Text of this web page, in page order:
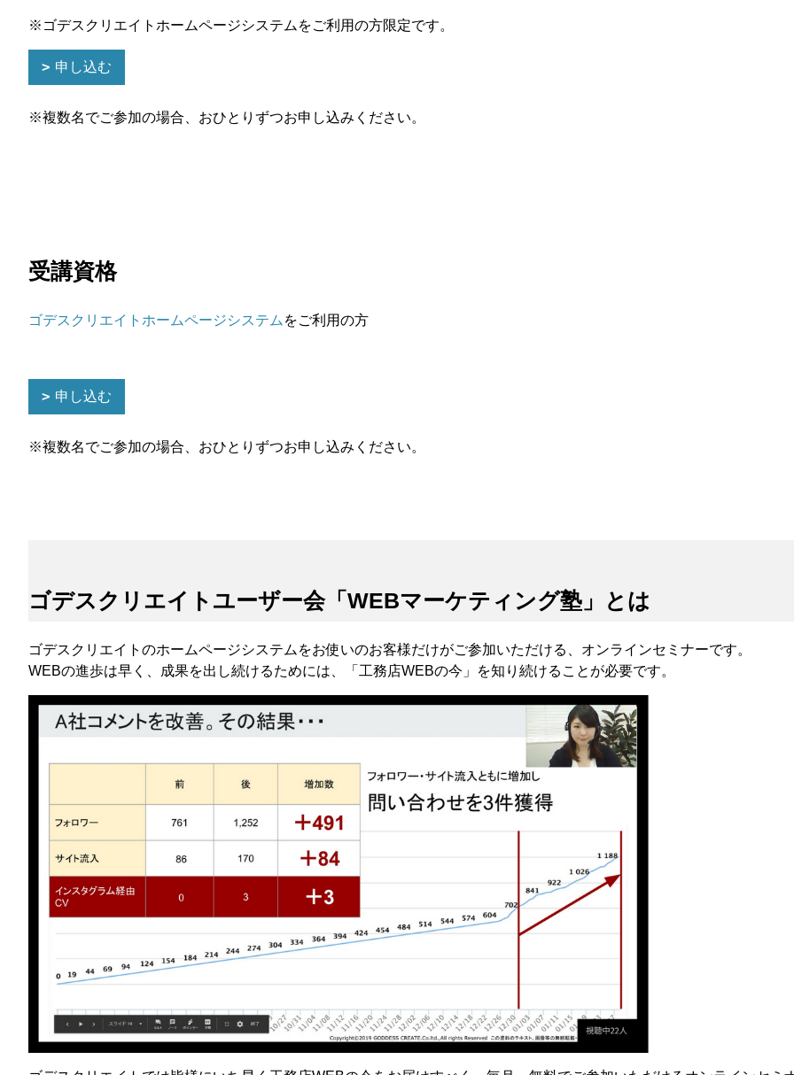
※ゴデスクリエイトホームページシステムをご利用の方限定です。
申し込む
※複数名でご参加の場合、おひとりずつお申し込みください。
受講資格
ゴデスクリエイトホームページシステム をご利用の方
申し込む
※複数名でご参加の場合、おひとりずつお申し込みください。
ゴデスクリエイトユーザー会「WEBマーケティング塾」とは
ゴデスクリエイトのホームページシステムをお使いのお客様だけがご参加いただける、オンラインセミナーです。
WEBの進歩は早く、成果を出し続けるためには、「工務店WEBの今」を知り続けることが必要です。